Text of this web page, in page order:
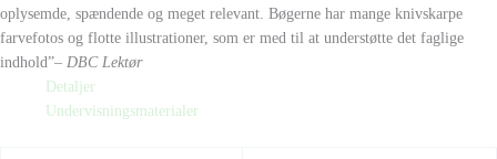
oplysemde, spændende og meget relevant. Bøgerne har mange knivskarpe
farvefotos og flotte illustrationer, som er med til at understøtte det faglige
indhold”– DBC Lektør
Detaljer
Undervisningsmaterialer